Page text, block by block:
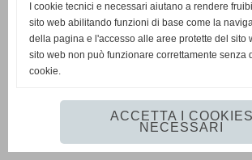
I cookie tecnici e necessari aiutano a rendere
sito web abilitando funzioni di base come la
della pagina e l'accesso alle aree protette del sito
sito web non può funzionare correttamente senza
cookie.
ACCETTA I COOKIES
NECESSARI